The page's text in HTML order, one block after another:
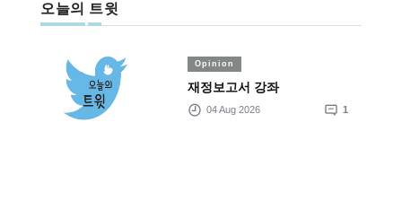
오늘의 트윗
Opinion
재정보고서 강좌
04 Aug 2026 1